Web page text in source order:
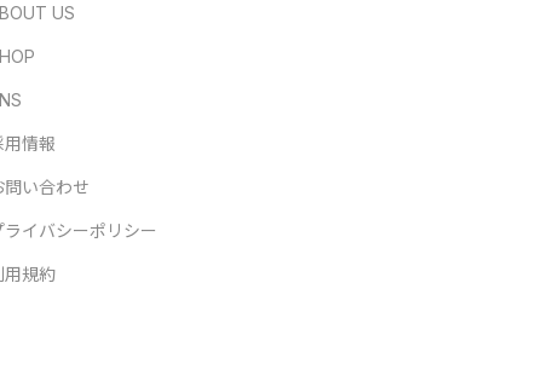
US
用情報
問い合わせ
ライバシーポリシー
用規約